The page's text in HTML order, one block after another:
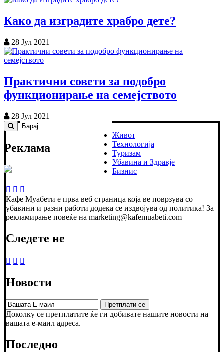
Како да изградите храбро дете?
28 Јул 2021
Практични совети за подобро
функционирање на семејството
28 Јул 2021
Реклама
Живот
Технологија
Туризам
Убавина и Здравје
Бизнис
Кафе Муабети е прва веб страница која ве поврзува со
убавини и разни работи додека се издвојува од политика! За
рекламирање повеќе на marketing@kafemuabeti.com
Следете не
Новости
Доколку се претплатите ќе ги добивате нашите новости на
вашата е-маил адреса.
Последно